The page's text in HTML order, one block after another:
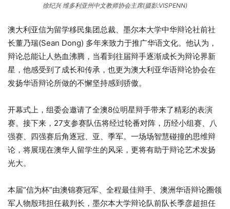
徐纪兴 维多利亚州中文教师协会主席(摄影:VISPENN)
澳大利亚信为留学移民集团总裁、墨尔本大学中华辩论社前社
长董乃瑞(Sean Dong) 多年来致力于推广华语文化。他认为，
辩论总能让人热血沸腾，当看到往届辩手逐渐成长为辩论界新
星，他感受到了成长和传承，也更为澳大利亚华语辩论协会在
发扬华语辩论所做的不懈坚持感到骄傲。
开幕式上，组委会邀请了全澳8位明星辩手带来了精彩的表演
赛。接下来，27支参赛队伍将经过轮番对阵，历经小组赛、八
强赛、四强赛后角逐冠、亚、季军。一场场智慧碰撞的思维辩
论，将展现在澳华人留学生的风采，更将有助于辩论艺术发扬
光大。
本届“信为杯”由澳锦赛冠军、全程最佳辩手、澳洲华语辩论圈领
军人物殷玮担任裁判长，墨尔本大学辩论队前队长季彦超担任